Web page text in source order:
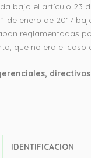
bajo el artículo 23
enero de 2017
reglamentadas
que no era el caso
IDENTIFICACION